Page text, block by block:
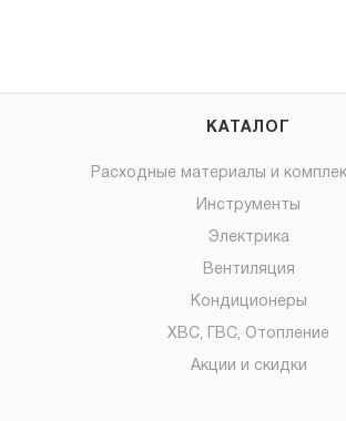
КАТАЛОГ
Расходные материалы и
Инструменты
Электрика
Вентиляция
Кондиционеры
ХВС, ГВС, Отопление
Акции и скидки